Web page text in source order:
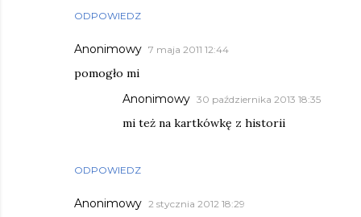
ODPOWIEDZ
Anonimowy 7 maja 2011 12:44
pomogło mi
ODPOWIEDZ
Anonimowy 30 października 2013 18:35
mi też na kartkówkę z historii
Anonimowy 2 stycznia 2012 18:29